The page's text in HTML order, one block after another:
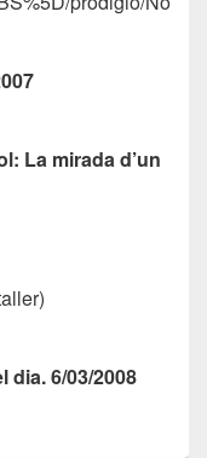
La mirada d’un
dia. 6/03/2008